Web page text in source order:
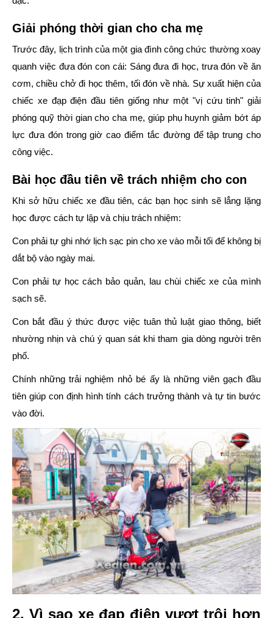
Giải phóng thời gian cho cha mẹ
Trước đây, lịch trình của một gia đình công chức thường xoay
quanh việc đưa đón con cái: Sáng đưa đi học, trưa đón về ăn
cơm, chiều chở đi học thêm, tối đón về nhà. Sự xuất hiện của
chiếc xe đạp điện đầu tiên giống như một "vị cứu tinh" giải
phóng quỹ thời gian cho cha mẹ, giúp phụ huynh giảm bớt áp
lực đưa đón trong giờ cao điểm tắc đường để tập trung cho
công việc.
Bài học đầu tiên về trách nhiệm cho con
Khi sở hữu chiếc xe đầu tiên, các bạn học sinh sẽ lẳng lặng
học được cách tự lập và chịu trách nhiệm:
Con phải tự ghi nhớ lịch sạc pin cho xe vào mỗi tối để không bị
dắt bộ vào ngày mai.
Con phải tự học cách bảo quản, lau chùi chiếc xe của mình
sạch sẽ.
Con bắt đầu ý thức được việc tuân thủ luật giao thông, biết
nhường nhịn và chú ý quan sát khi tham gia dòng người trên
phố.
Chính những trải nghiệm nhỏ bé ấy là những viên gạch đầu
tiên giúp con định hình tính cách trưởng thành và tự tin bước
vào đời.
2. Vì sao xe đạp điện vượt trội hơn